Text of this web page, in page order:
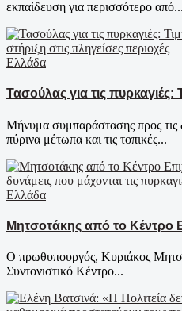
εκπαίδευση για περισσότερο από...
Ελλάδα
Τασούλας για τις πυρκαγιές:
Μήνυμα συμπαράστασης προς τις
πύρινα μέτωπα και τις τοπικές...
Ελλάδα
Μητσοτάκης από το Κέντρο
Ο πρωθυπουργός, Κυριάκος
Συντονιστικό Κέντρο...